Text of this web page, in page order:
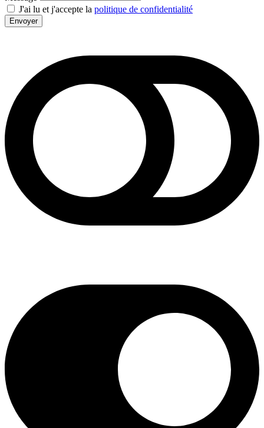
J'ai lu et j'accepte la politique de confidentialité
Envoyer